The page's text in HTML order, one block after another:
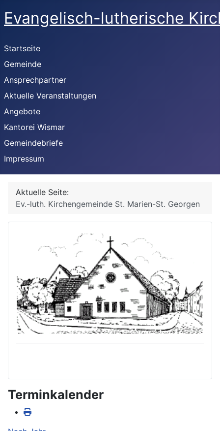
Evangelisch-lutherische
Startseite
Gemeinde
Ansprechpartner
Aktuelle Veranstaltungen
Angebote
Kantorei Wismar
Gemeindebriefe
Impressum
Aktuelle Seite:
Ev.-luth. Kirchengemeinde St. Marien-St. Georgen
Terminkalender